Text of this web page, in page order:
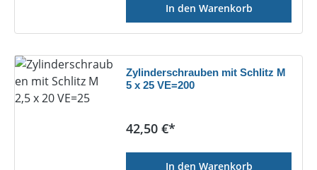
In den Warenkorb
Zylinderschrauben mit Schlitz M
5 x 25 VE=200
Regulärer Preis:
42,50 €*
In den Warenkorb